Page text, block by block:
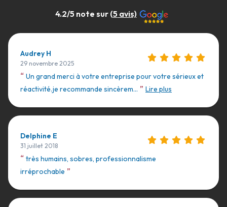
4.2/5 note sur (5 avis)
Audrey H
29 novembre 2025
“ Un grand merci à votre entreprise pour votre sérieux et
réactivité.je recommande sincèrem... ” Lire plus
Delphine E
31 juillet 2018
“ très humains, sobres, professionnalisme
irréprochable ”